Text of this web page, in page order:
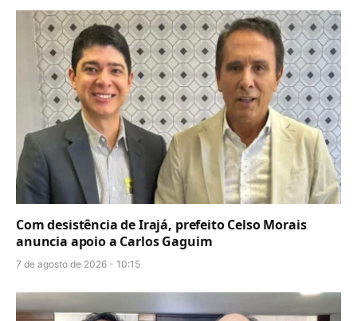
Com desistência de Irajá, prefeito Celso Morais
anuncia apoio a Carlos Gaguim
7 de agosto de 2026 - 10:15